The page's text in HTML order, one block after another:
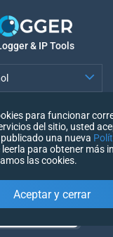
& IP Tools
para funcionar
del sitio, usted
una nueva
leerla para obtener más
las cookies.
Aceptar y cerrar